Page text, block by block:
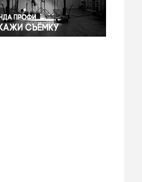
Экономика и бизнес